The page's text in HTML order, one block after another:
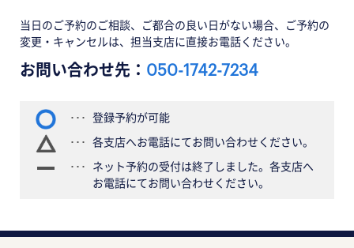
当日のご予約のご相談、ご都合の良い日がない場合、ご予約の
変更・キャンセルは、担当支店に直接お電話ください。
お問い合わせ先： 050-1742-7234
登録予約が可能
各支店へお電話にてお問い合わせください。
ネット予約の受付は終了しました。各支店へ
お電話にてお問い合わせください。